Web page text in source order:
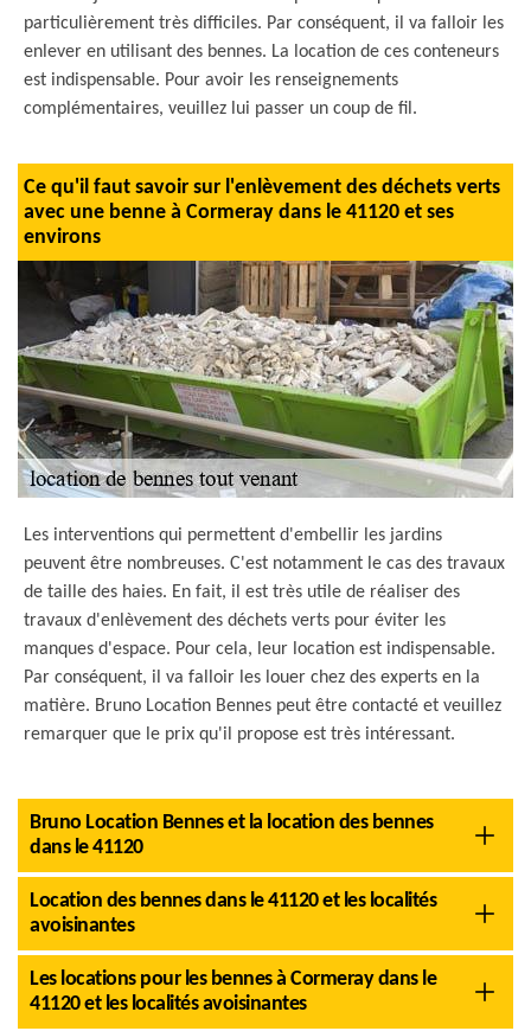
particulièrement très difficiles. Par conséquent, il va falloir les
enlever en utilisant des bennes. La location de ces conteneurs
est indispensable. Pour avoir les renseignements
complémentaires, veuillez lui passer un coup de fil.
Ce qu'il faut savoir sur l'enlèvement des déchets verts
avec une benne à Cormeray dans le 41120 et ses
environs
Les interventions qui permettent d'embellir les jardins
peuvent être nombreuses. C'est notamment le cas des travaux
de taille des haies. En fait, il est très utile de réaliser des
travaux d'enlèvement des déchets verts pour éviter les
manques d'espace. Pour cela, leur location est indispensable.
Par conséquent, il va falloir les louer chez des experts en la
matière. Bruno Location Bennes peut être contacté et veuillez
remarquer que le prix qu'il propose est très intéressant.
Bruno Location Bennes et la location des bennes
dans le 41120
Location des bennes dans le 41120 et les localités
avoisinantes
Les locations pour les bennes à Cormeray dans le
41120 et les localités avoisinantes